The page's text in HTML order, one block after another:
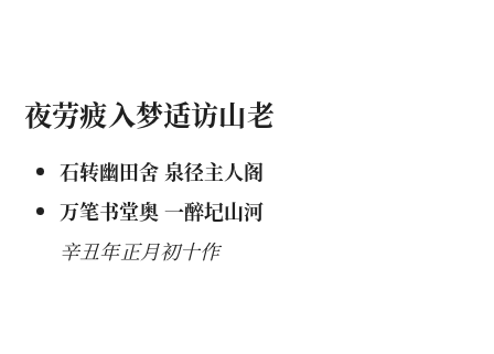
夜劳疲入梦适访山老
石转幽田舍 泉径主人阁
万笔书堂奥 一醉圮山河
辛丑年正月初十作